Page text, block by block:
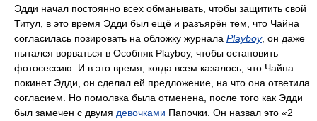
Эдди начал постоянно всех обманывать, чтобы защитить свой
Титул, в это время Эдди был ещё и разъярён тем, что Чайна
согласилась позировать на обложку журнала Playboy, он даже
пытался ворваться в Особняк Playboy, чтобы остановить
фотосессию. И в это время, когда всем казалось, что Чайна
покинет Эдди, он сделал ей предложение, на что она ответила
согласием. Но помолвка была отменена, после того как Эдди
был замечен с двумя девочками Папочки. Он назвал это «2